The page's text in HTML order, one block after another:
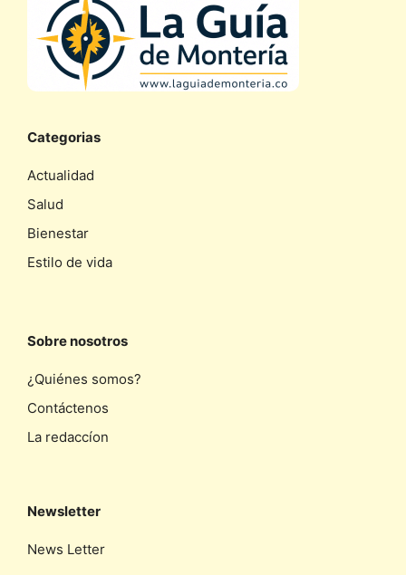
Categorias
Actualidad
Salud
Bienestar
Estilo de vida
Sobre nosotros
¿Quiénes somos?
Contáctenos
La redaccíon
Newsletter
News Letter